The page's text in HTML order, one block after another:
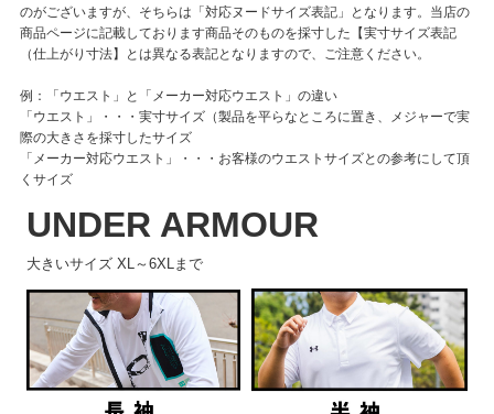
のがございますが、そちらは「対応ヌードサイズ表記」となります。当店の
商品ページに記載しております商品そのものを採寸した【実寸サイズ表記
（仕上がり寸法】とは異なる表記となりますので、ご注意ください。
例：「ウエスト」と「メーカー対応ウエスト」の違い
「ウエスト」・・・実寸サイズ（製品を平らなところに置き、メジャーで実
際の大きさを採寸したサイズ
「メーカー対応ウエスト」・・・お客様のウエストサイズとの参考にして頂
くサイズ
UNDER ARMOUR
大きいサイズ XL～6XLまで